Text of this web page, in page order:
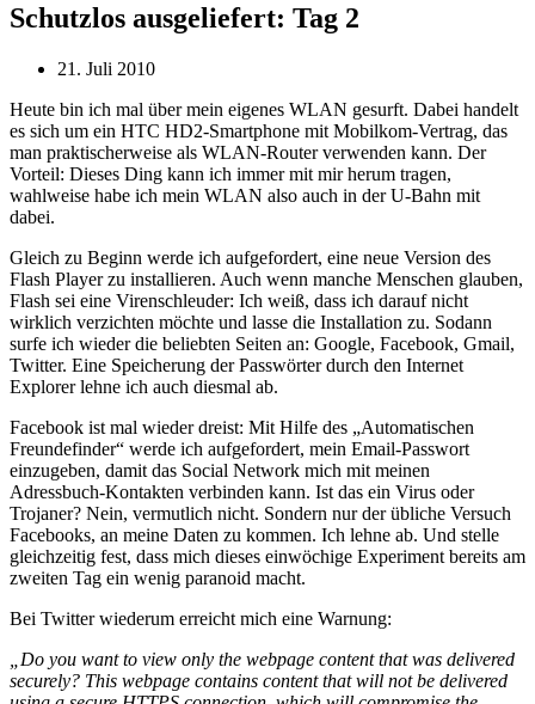
Schutzlos ausgeliefert: Tag 2
21. Juli 2010
Heute bin ich mal über mein eigenes WLAN gesurft. Dabei handelt
es sich um ein HTC HD2-Smartphone mit Mobilkom-Vertrag, das
man praktischerweise als WLAN-Router verwenden kann. Der
Vorteil: Dieses Ding kann ich immer mit mir herum tragen,
wahlweise habe ich mein WLAN also auch in der U-Bahn mit
dabei.
Gleich zu Beginn werde ich aufgefordert, eine neue Version des
Flash Player zu installieren. Auch wenn manche Menschen glauben,
Flash sei eine Virenschleuder: Ich weiß, dass ich darauf nicht
wirklich verzichten möchte und lasse die Installation zu. Sodann
surfe ich wieder die beliebten Seiten an: Google, Facebook, Gmail,
Twitter. Eine Speicherung der Passwörter durch den Internet
Explorer lehne ich auch diesmal ab.
Facebook ist mal wieder dreist: Mit Hilfe des „Automatischen
Freundefinder“ werde ich aufgefordert, mein Email-Passwort
einzugeben, damit das Social Network mich mit meinen
Adressbuch-Kontakten verbinden kann. Ist das ein Virus oder
Trojaner? Nein, vermutlich nicht. Sondern nur der übliche Versuch
Facebooks, an meine Daten zu kommen. Ich lehne ab. Und stelle
gleichzeitig fest, dass mich dieses einwöchige Experiment bereits am
zweiten Tag ein wenig paranoid macht.
Bei Twitter wiederum erreicht mich eine Warnung:
„Do you want to view only the webpage content that was delivered
securely? This webpage contains content that will not be delivered